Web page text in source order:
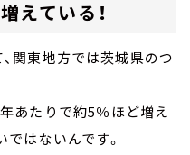
えている！
関東地方では茨城県のつ
あたりで約5％ほど増え
ではないんです。